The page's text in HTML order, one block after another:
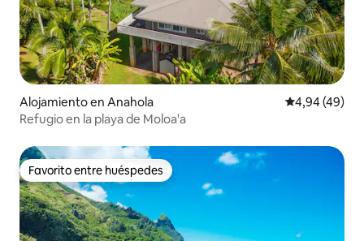
Alojamiento en Anahola Calificación
4,94 (49)
Refugio en la playa de Moloa'a
Favorito entre huéspedes
Favorito entre huéspedes